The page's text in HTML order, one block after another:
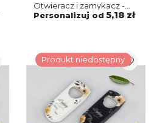
Otwieracz i zamykacz -
Akwarelowe Wianki
Motyw 6
Personalizuj od 5,18 zł
Produkt niedostępny